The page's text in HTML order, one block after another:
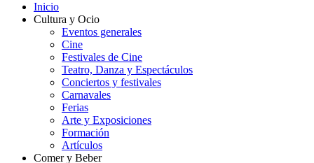
Inicio
Cultura y Ocio
Eventos generales
Cine
Festivales de Cine
Teatro, Danza y Espectáculos
Conciertos y festivales
Carnavales
Ferias
Arte y Exposiciones
Formación
Artículos
Comer y Beber